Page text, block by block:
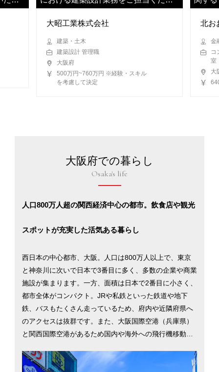
い
大昭工業株式会社
建築・土木
建築設計 管理職
大阪府
500万円~760万円 ※経験・スキル
を考慮して決定
ます
北お
金
コ
室
大
大阪府での暮らし
Osaka's life
人口800万人超の関西経済中心の都市。飲食店や観光
スポットが充実した活気ある暮らし
西日本の中心都市、大阪。人口は800万人以上で、東京
と神奈川に次いで日本で3番目に多く、多数の企業や商業
施設が集まります。一方、面積は日本で2番目に小さく、
都市全体がコンパクト。JRや私鉄といった鉄道や地下
鉄、バスもたくさん走っているため、府内や近隣府県へ
のアクセスは抜群です。また、大阪国際空港（兵庫県）
と関西国際空港があるため国内や海外への飛行機移動も
達しています。気温は年間を通じて暖かく、雪もあまり